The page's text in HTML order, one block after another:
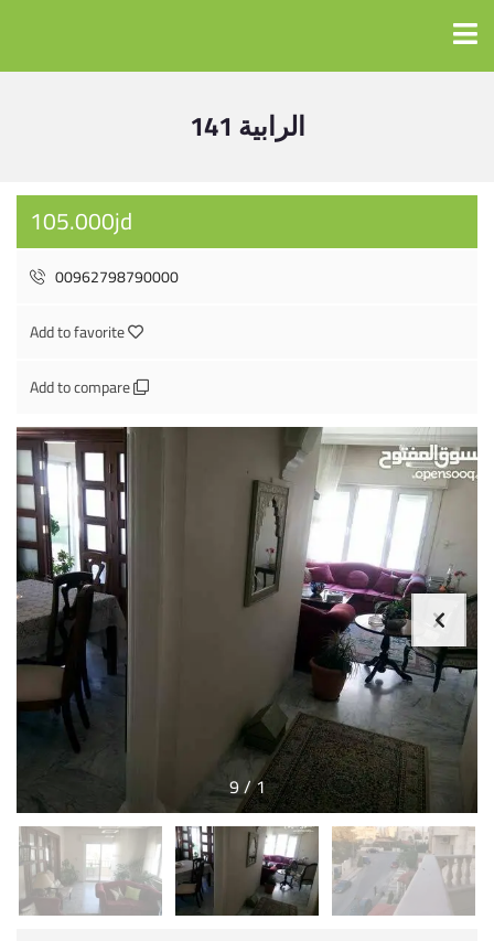
الرابية 141
105.000jd
00962798790000
Add to favorite
Add to compare
1
/
9